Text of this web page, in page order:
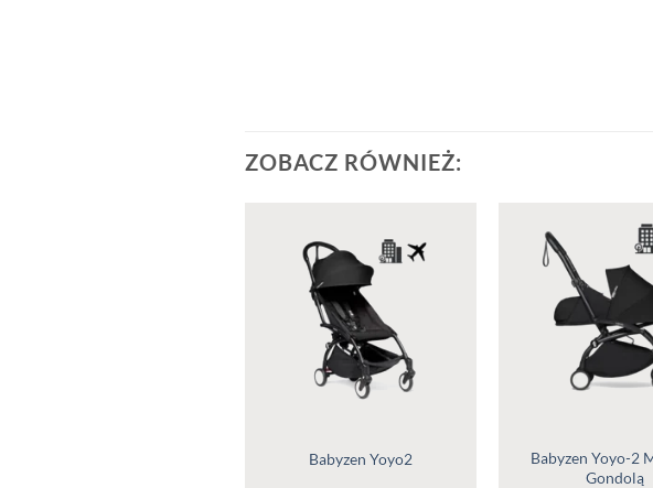
ZOBACZ RÓWNIEŻ:
Babyzen Yoyo2
Babyzen Yoyo-2
Gondolą